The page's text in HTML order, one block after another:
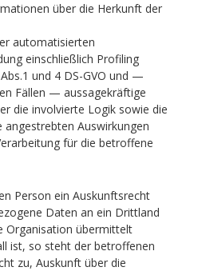
über die Herkunft der
automatisierten
einschließlich Profiling
und 4 DS-GVO und —
Fällen — aussagekräftige
die involvierte Logik sowie die
angestrebten Auswirkungen
für die betroffene
Person ein Auskunftsrecht
Daten an ein Drittland
Organisation übermittelt
ist, so steht der betroffenen
zu, Auskunft über die